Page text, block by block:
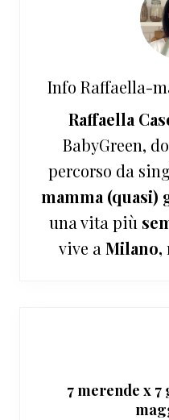
Info Raffaella-
Raffaella
BabyGreen,
percorso da
mamma (quasi)
una vita più
vive a Milano,
7 merende x